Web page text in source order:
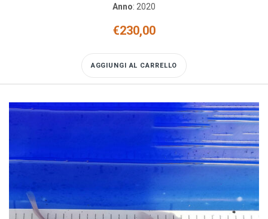
Anno: 2020
€230,00
AGGIUNGI AL CARRELLO